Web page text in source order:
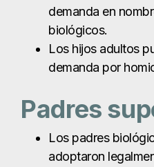
demanda en
biológicos.
Los hijos adultos
demanda por
Padres
Los padres
adoptaron